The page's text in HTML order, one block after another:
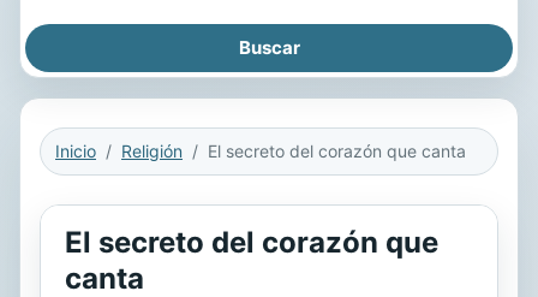
Inicio Religión El secreto del corazón que canta
El secreto del corazón que
canta